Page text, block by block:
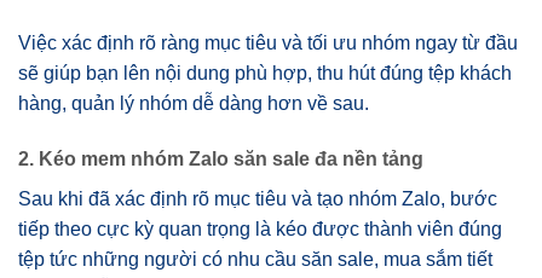
Việc xác định rõ ràng mục tiêu và tối ưu nhóm ngay từ đầu
sẽ giúp bạn lên nội dung phù hợp, thu hút đúng tệp khách
hàng, quản lý nhóm dễ dàng hơn về sau.
2. Kéo mem nhóm Zalo săn sale đa nền tảng
Sau khi đã xác định rõ mục tiêu và tạo nhóm Zalo, bước
tiếp theo cực kỳ quan trọng là kéo được thành viên đúng
tệp tức những người có nhu cầu săn sale, mua sắm tiết